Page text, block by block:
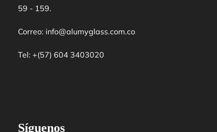
59 - 159.
Correo: info@alumyglass.com.co
Tel: +(57) 604 3403020
Síguenos